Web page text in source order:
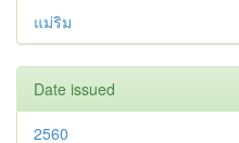
แม่ริม
Date issued
2560